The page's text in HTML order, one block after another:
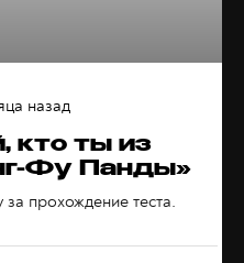
кто ты из
Фу Панды»
прохождение теста.
назад